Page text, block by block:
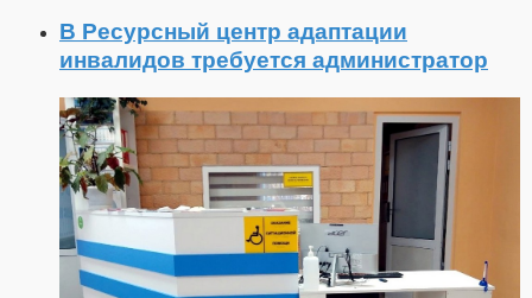
В Ресурсный центр адаптации
инвалидов требуется администратор